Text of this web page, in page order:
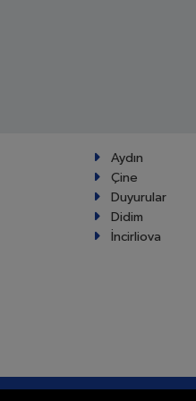
Aydın
Çine
Duyurular
Didim
İncirliova